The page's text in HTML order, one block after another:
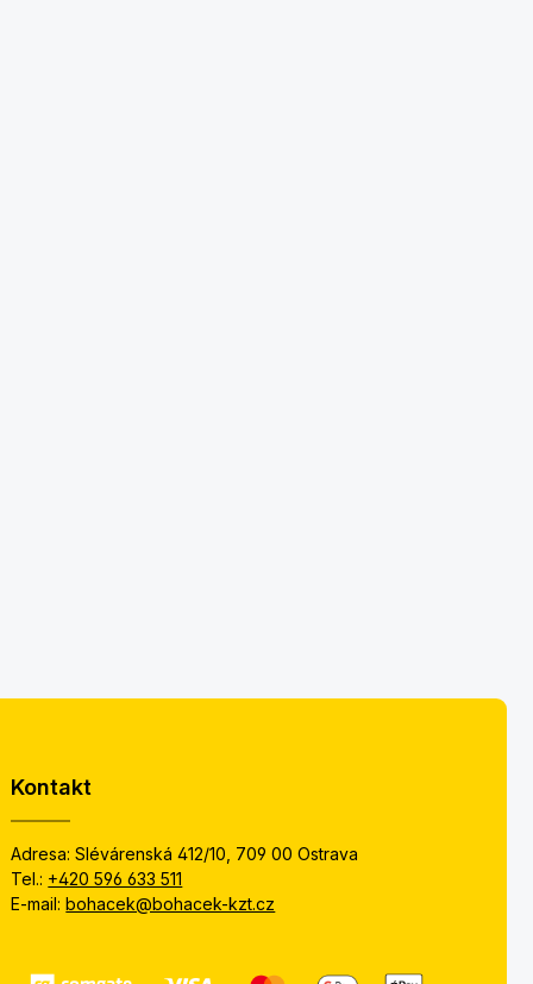
Kontakt
Adresa: Slévárenská 412/10, 709 00 Ostrava
Tel.: +420 596 633 511
E-mail:bohacek@bohacek-kzt.cz